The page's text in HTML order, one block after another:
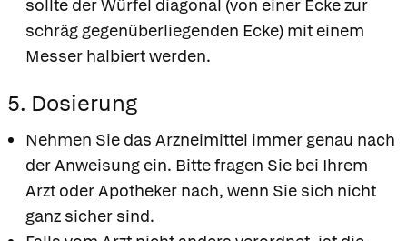
sollte der Würfel diagonal (von einer Ecke zur
schräg gegenüberliegenden Ecke) mit einem
Messer halbiert werden.
5. Dosierung
Nehmen Sie das Arzneimittel immer genau nach
der Anweisung ein. Bitte fragen Sie bei Ihrem
Arzt oder Apotheker nach, wenn Sie sich nicht
ganz sicher sind.